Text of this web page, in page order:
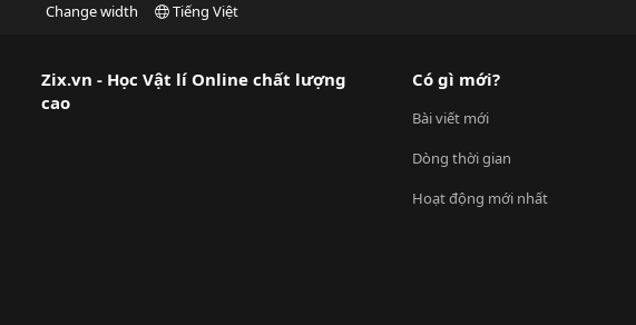
Change width Tiếng Việt
Zix.vn - Học Vật lí Online chất lượng
cao
Có gì mới?
Bài viết mới
Dòng thời gian
Hoạt động mới nhất